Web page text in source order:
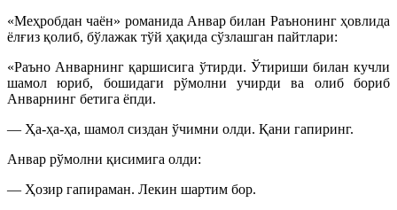
«Меҳробдан чаён» романида Анвар билан Раънонинг ҳовлида
ёлғиз қолиб, бўлажак тўй ҳақида сўзлашган пайтлари:
«Раъно Анварнинг қаршисига ўтирди. Ўтириши билан кучли
шамол юриб, бошидаги рўмолни учирди ва олиб бориб
Анварнинг бетига ёпди.
— Ҳа-ҳа-ҳа, шамол сиздан ўчимни олди. Қани гапиринг.
Анвар рўмолни қисимига олди:
— Ҳозир гапираман. Лекин шартим бор.